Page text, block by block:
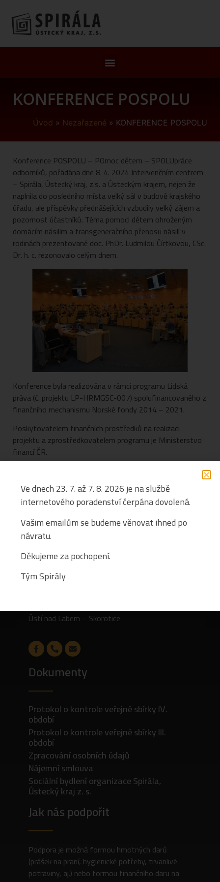
KONFERENCE POSPOLU
Úvod » Nezařazené » KONFERENCE POSPOLU
Konference POSPOLU – POmoc dětem – SPOLUpráce
odborníků, pořádána dne 8. 4. 2024 Intervenčním centrem
– Spirála, Ústecký kraj, z.s. a Ústeckým krajem, nejen že
naplnila do posledního místa velký sál v budově krajského
úřadu, ale příspěvky přednášejících vzbudily velký zájem a
pozornost účastníků. Téma pomoci dětem ohroženým
domácím násilím a transgeneračního přenosu násilí v
rodinách prezentované doc. PhDr. Ludmilou Čírtkovou, CSc.
Dr. h. c. rezonovalo celým dnem.
Konference byla realizována v rámci programu Lidská
práva (č. projektu LP-HRMGSC-007) spolufinancovaného z
finančního mechanismu Norské fondy 2014 – 2021.
Poskytovatelem finančních prostředků na realizaci
projektu a zprostředkovatelem programu je Ministerstvo
financí ČR.
Kontakt
SPIRÁLA, ÚSTECKÝ KRAJ, Z.S.
Ústí nad Labem – Skorotice
Dokumenty
Protokol o kontrole veřejné sbírky IV.
období
Protokol o kontrole veřejné sbírky III.
období
Zpracování osobních údajů
Nájemní smlouva
Sociální bydlení organizace Spirála,
Ústecký kraj z. s.
Jak nás podpořit
Podpora je možná formou hmotných darů
(prášek na praní, hygienické potřeby, trvanlivé
potraviny, aj.) nebo formou finančního daru na
Ve dnech 23. 7. až 7. 8. 2026 je na službě
internetového poradenství čerpána dovolená.
Vašim emailům se budeme věnovat ihned po
návratu.
Děkujeme za pochopení.
Tým Spirály